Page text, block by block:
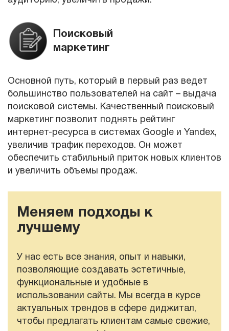
Поисковый
маркетинг
Основной путь, который в первый раз ведет
большинство пользователей на сайт – выдача
поисковой системы. Качественный поисковый
маркетинг позволит поднять рейтинг
интернет-ресурса в системах Google и Yandex,
увеличив трафик переходов. Он может
обеспечить стабильный приток новых клиентов
и увеличить объемы продаж.
Меняем подходы к
лучшему
У нас есть все знания, опыт и навыки,
позволяющие создавать эстетичные,
функциональные и удобные в
использовании сайты. Мы всегда в курсе
актуальных трендов в сфере диджитал,
чтобы предлагать клиентам самые свежие,